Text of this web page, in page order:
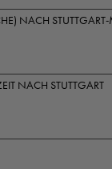
NACH STUTTGART-
NACH STUTTGART